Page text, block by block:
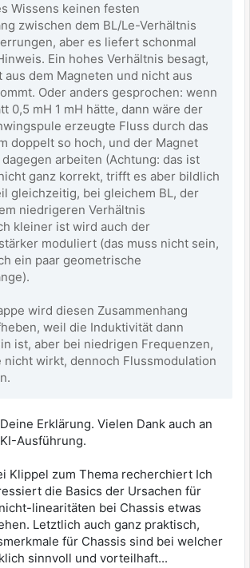
Wissens keinen festen
zwischen dem BL/Le-Verhältnis
aber es liefert schonmal
Ein hohes Verhältnis besagt,
aus dem Magneten und nicht aus
Oder anders gesprochen: wenn
0,5 mH 1 mH hätte, dann wäre der
erzeugte Fluss durch das
doppelt so hoch, und der Magnet
arbeiten (Achtung: das ist
ganz korrekt, trifft es aber bildlich
gleichzeitig, bei gleichem BL, der
niedrigeren Verhältnis
kleiner ist wird auch der
moduliert (das muss nicht sein,
ein paar geometrische
wird diesen Zusammenhang
weil die Induktivität dann
ist, aber bei niedrigen Frequenzen,
nicht wirkt, dennoch Flussmodulation
Erklärung. Vielen Dank auch an
Ausführung.
Klippel zum Thema recherchiert Ich
die Basics der Ursachen für
linearitäten bei Chassis etwas
Letztlich auch ganz praktisch,
für Chassis sind bei welcher
sinnvoll und vorteilhaft...